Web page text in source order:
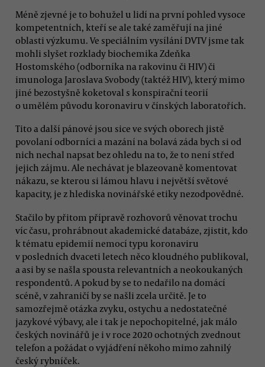
Méně zjevné je to bohužel u lidí na první pohled vysoce
kompetentních, kteří se ale také zaměřují na jiné
oblasti výzkumu. Ve speciálním vysílání DVTV jsme tak
mohli slyšet rozklady biochemika Zdeňka
Hostomského (odborníka na rakovinu či HIV) či
imunologa Jaroslava Svobody (taktéž HIV), který mimo
jiné bezostyšně koketoval s konspirační teorií
o umělém původu koronaviru v čínských laboratořích.
Tito a další pánové jsou sice ve svých oborech jistě
povolaní odborníci a mazání na bolavá záda bych si od
nich nechal napsat bez ohledu na to, že to není střed
jejich zájmu. Ale nechávat je blazeovaně komentovat
nákazu, se kterou si lámou hlavu i největší světové
kapacity, je z hlediska novinářské etiky nezodpovědné.
Stačilo by přitom přípravě rozhovorů věnovat trochu
víc času, prohrábnout akademické databáze, zjistit, kdo
k tématu epidemií nemocí typu koronaviru
v posledních dvaceti letech něco kloudného publikoval,
a asi by se našla spousta relevantních a neokoukaných
respondentů. A pokud by se to nedařilo na domácí
scéně, v zahraničí by se našli zcela určitě. Je to
samozřejmě otázka zvyku, ostychu a nedostatečné
jazykové výbavy, ale i tak je nepochopitelné, jak málo
českých novinářů je i v roce 2020 ochotných zvednout
telefon a požádat o vyjádření někoho mimo zahnilý
český rybníček.